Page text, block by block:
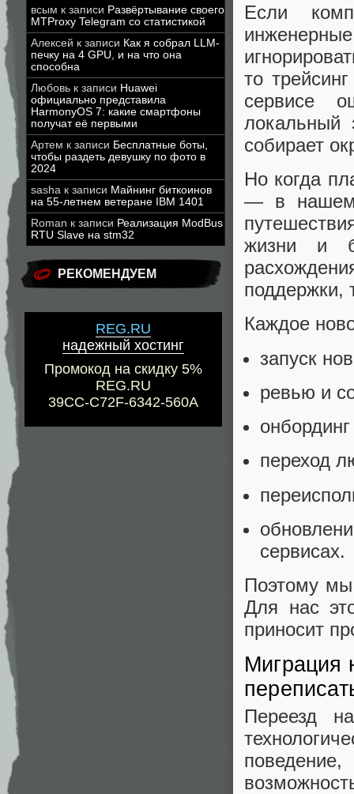
всым к записи Развёртывание своего
MTProxy Telegram со статистикой
Алексей к записи Как я собрал LLM-
печку на 4 GPU, и на что она
способна
Любовь к записи Huawei
официально представила
HarmonyOS 7: какие смартфоны
получат её первыми
Артем к записи Бесплатные боты,
чтобы раздеть девушку по фото в
2024
sasha к записи Майнинг биткоинов
на 55-летнем ветеране IBM 1401
Roman к записи Реализация ModBus
RTU Slave на stm32
РЕКОМЕНДУЕМ
REG.RU
надежный хостинг
Промокод на скидку 5%
REG.RU
39CC-C72F-6342-560A
Если
то
сервисе
локальный
собирает
Но когда
— в нашем
жизни и
поддержки,
Каждое
запуск
ревью и
переход
сервисах.
Поэтому
Для нас
приносит
Миграция
Переезд